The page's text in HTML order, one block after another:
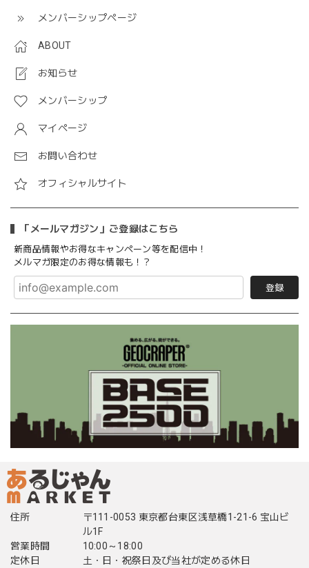
メンバーシップページ
ABOUT
お知らせ
メンバーシップ
マイページ
お問い合わせ
オフィシャルサイト
「メールマガジン」ご登録はこちら
新商品情報やお得なキャンペーン等を配信中！
メルマガ限定のお得な情報も！？
登録
住所
〒111-0053 東京都台東区浅草橋1-21-6 宝山ビ
ル1F
営業時間
10:00～18:00
定休日
土・日・祝祭日及び当社が定める休日